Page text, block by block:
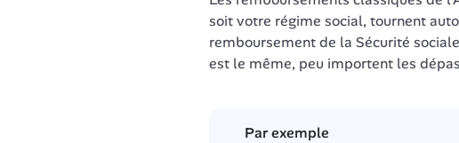
soit votre régime social, tournent
remboursement de la Sécurité
est le même, peu importent les
Par exemple